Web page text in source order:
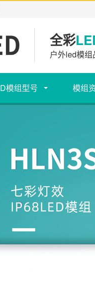
全彩
户外led模
模组型号 模组